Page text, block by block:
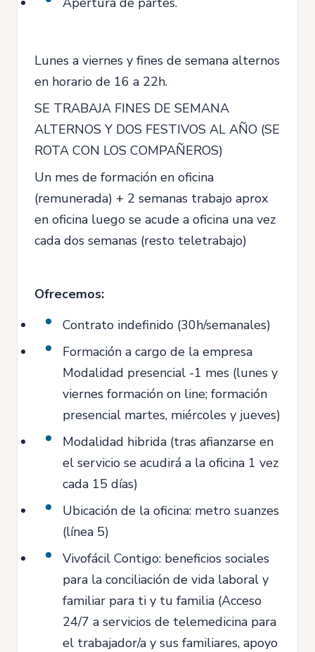
Lunes a viernes y fines de semana alternos
en horario de 16 a 22h.
SE TRABAJA FINES DE SEMANA
ALTERNOS Y DOS FESTIVOS AL AÑO (SE
ROTA CON LOS COMPAÑEROS)
Un mes de formación en oficina
(remunerada) + 2 semanas trabajo aprox
en oficina luego se acude a oficina una vez
cada dos semanas (resto teletrabajo)
Ofrecemos:
Contrato indefinido (30h/semanales)
Formación a cargo de la empresa
Modalidad presencial -1 mes (lunes y
viernes formación on line; formación
presencial martes, miércoles y jueves)
Modalidad hibrida (tras afianzarse en
el servicio se acudirá a la oficina 1 vez
cada 15 días)
Ubicación de la oficina: metro suanzes
(línea 5)
Vivofácil Contigo: beneficios sociales
para la conciliación de vida laboral y
familiar para ti y tu familia (Acceso
24/7 a servicios de telemedicina para
el trabajador/a y sus familiares, apoyo